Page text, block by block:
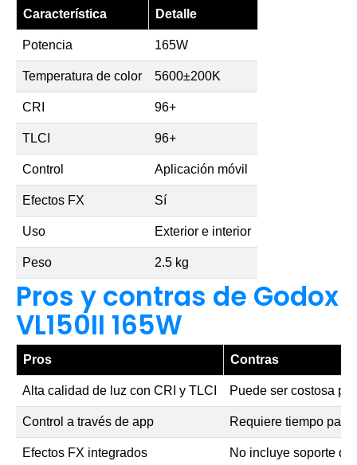
Característica Detalle
Potencia 165W
Temperatura de color 5600±200K
CRI 96+
TLCI 96+
Control Aplicación móvil
Efectos FX Sí
Uso Exterior e interior
Peso 2.5 kg
Pros y contras de Godox
VL150II 165W
Pros Contras
Alta calidad de luz con CRI y TLCI Puede ser costosa
Control a través de app Requiere tiempo
Efectos FX integrados No incluye soporte